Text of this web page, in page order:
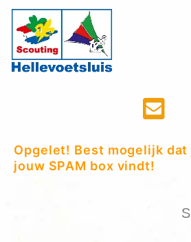
Opgelet! Best mogelijk dat
jouw SPAM box vindt!